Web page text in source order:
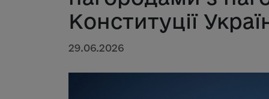
Конституції
29.06.2026